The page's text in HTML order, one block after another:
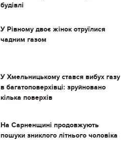
будівлі
У Рівному двоє жінок отруїлися
чадним газом
У Хмельницькому стався вибух газу
в багатоповерхівці: зруйновано
кілька поверхів
На Сарненщині продовжують
пошуки зниклого літнього чоловіка